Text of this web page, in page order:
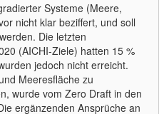
Systeme (Meere,
nicht klar beziffert, und soll
Die letzten
(AICHI-Ziele) hatten 15 %
jedoch nicht erreicht.
Meeresfläche zu
wurde vom Zero Draft in den
ergänzenden Ansprüche an